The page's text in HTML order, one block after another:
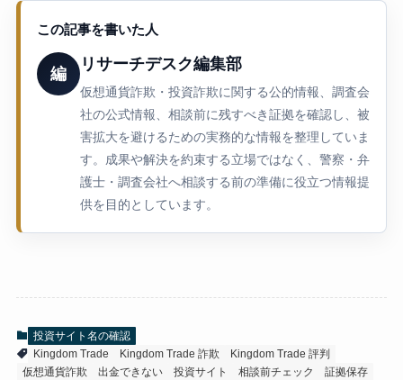
この記事を書いた人
編
リサーチデスク編集部
仮想通貨詐欺・投資詐欺に関する公的情報、調査会
社の公式情報、相談前に残すべき証拠を確認し、被
害拡大を避けるための実務的な情報を整理していま
す。成果や解決を約束する立場ではなく、警察・弁
護士・調査会社へ相談する前の準備に役立つ情報提
供を目的としています。
投資サイト名の確認
Kingdom Trade
Kingdom Trade 詐欺
Kingdom Trade 評判
仮想通貨詐欺
出金できない 投資サイト 相談前チェック 証拠保存